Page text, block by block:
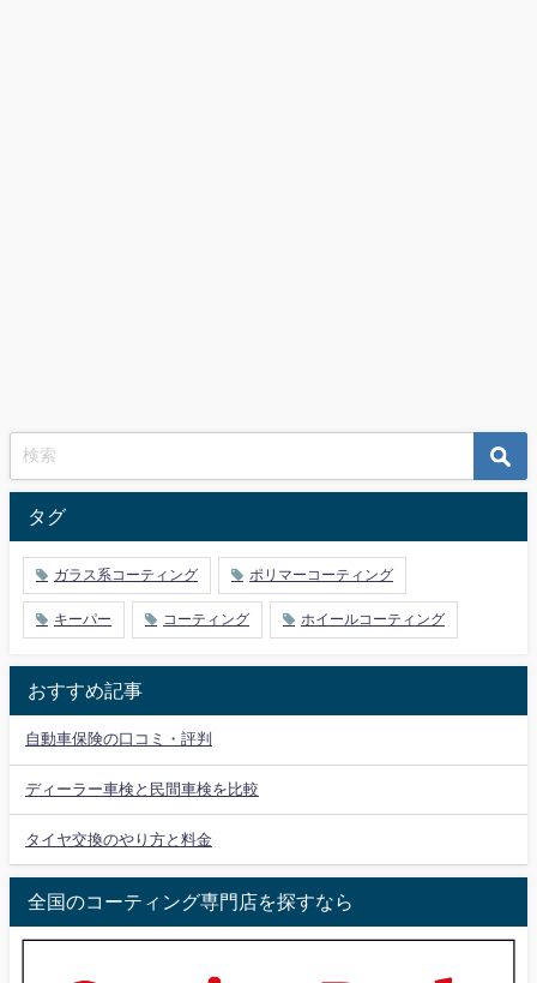
タグ
ガラス系コーティング ポリマーコーティング
キーパー コーティング ホイールコーティング
おすすめ記事
自動車保険の口コミ・評判
ディーラー車検と民間車検を比較
タイヤ交換のやり方と料金
全国のコーティング専門店を探すなら